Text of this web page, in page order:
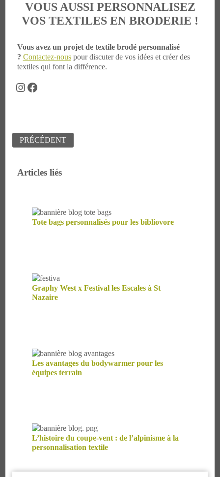
VOUS AUSSI PERSONNALISEZ
VOS TEXTILES EN BRODERIE !
Vous avez un projet de textile brodé personnalisé
? Contactez-nouspour discuter de vos idées et créer des
textiles qui font la différence.
Instagram Facebook
Navigation
l’article
PRÉCÉDENT
Articles liés
Tote bags personnalisés pour les bibliovore
Graphy West x Festival les Escales à St
Nazaire
Les avantages du bodywarmer pour les
équipes terrain
L’histoire du coupe-vent : de l’alpinisme à la
personnalisation textile